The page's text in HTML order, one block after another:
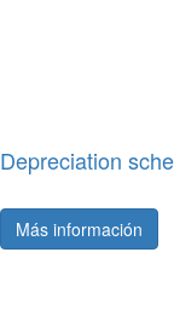
Depreciation
Más información